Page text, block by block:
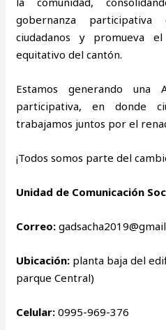
gobernanza
ciudadanos y promueva
equitativo del cantón.
Estamos generando una
participativa, en donde
trabajamos juntos por el
¡Todos somos parte del
Unidad de Comunicación
Correo:
Ubicación: planta baja del
parque Central)
Celular:0995-969-376